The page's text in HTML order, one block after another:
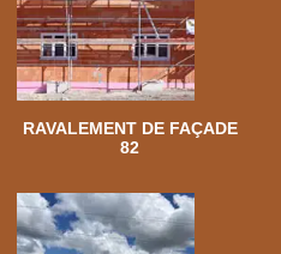
RAVALEMENT DE FAÇADE
82